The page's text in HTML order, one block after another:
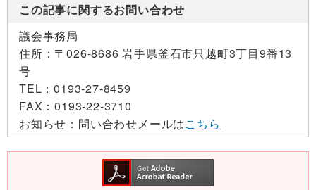
この記事に関するお問い合わせ
議会事務局
住所： 〒026-8686 岩手県釜石市只越町3丁目9番13
号
TEL：0193-27-8459
FAX：0193-22-3710
お知らせ： 問い合わせメールはこちら